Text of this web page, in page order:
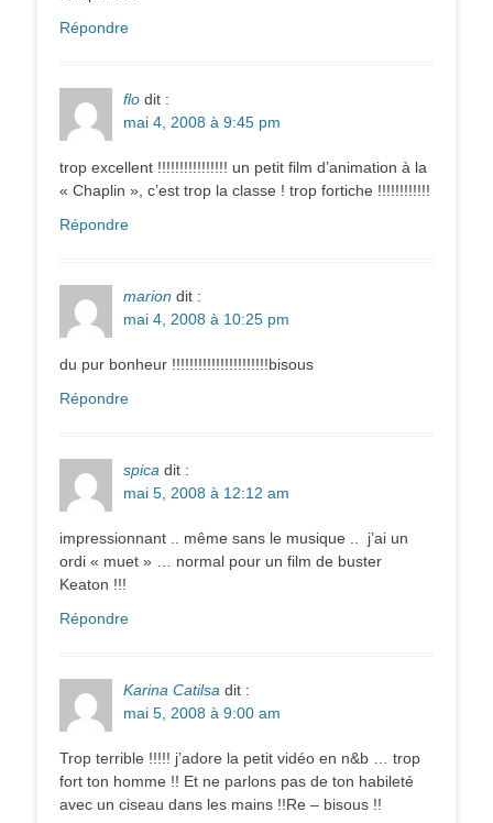
Répondre
flo dit :
mai 4, 2008 à 9:45 pm
trop excellent !!!!!!!!!!!!!!!! un petit film d’animation à la
« Chaplin », c’est trop la classe ! trop fortiche !!!!!!!!!!!!
Répondre
marion dit :
mai 4, 2008 à 10:25 pm
du pur bonheur !!!!!!!!!!!!!!!!!!!!!!bisous
Répondre
spica dit :
mai 5, 2008 à 12:12 am
impressionnant .. même sans le musique .. j’ai un
ordi « muet » … normal pour un film de buster
Keaton !!!
Répondre
Karina Catilsa dit :
mai 5, 2008 à 9:00 am
Trop terrible !!!!! j’adore la petit vidéo en n&b … trop
fort ton homme !! Et ne parlons pas de ton habileté
avec un ciseau dans les mains !!Re – bisous !!